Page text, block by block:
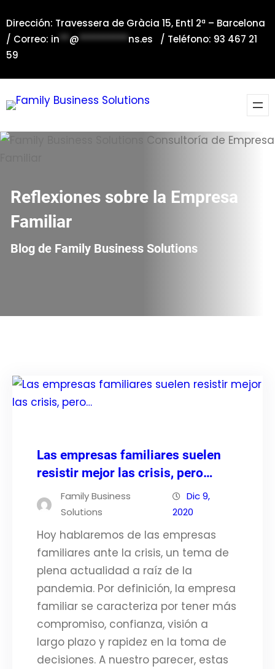
al
contenido
Dirección: Travessera de Gràcia 15, Entl 2ª – Barcelona
/ Correo: in**@**********ns.es / Teléfono: 93 467 21
59
Reflexiones sobre la Empresa
Familiar
Blog de Family Business Solutions
Las empresas familiares suelen
resistir mejor las crisis, pero…
Family Business
Solutions
Dic 9,
2020
Hoy hablaremos de las empresas
familiares ante la crisis, un tema de
plena actualidad a raíz de la
pandemia. Por definición, la empresa
familiar se caracteriza por tener más
compromiso, confianza, visión a
largo plazo y rapidez en la toma de
decisiones. A nuestro parecer, estas